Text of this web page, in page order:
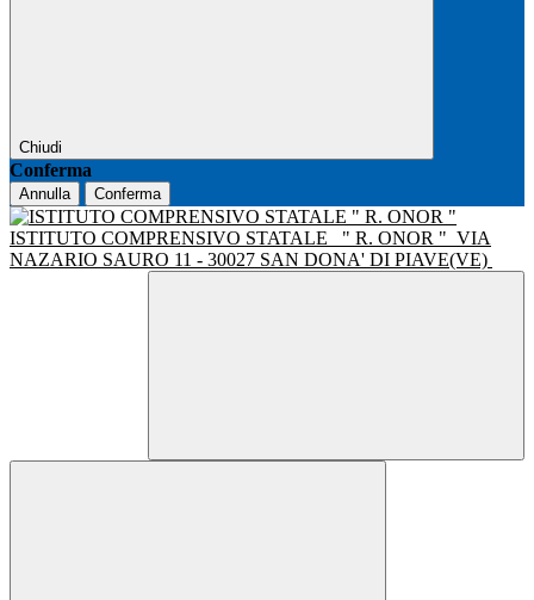
Chiudi
Conferma
Annulla Conferma
ISTITUTO COMPRENSIVO STATALE " R. ONOR " VIA
NAZARIO SAURO 11 - 30027 SAN DONA' DI PIAVE(VE)